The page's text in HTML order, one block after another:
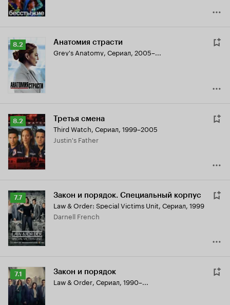
Рейтинг
Кинопоиска
8.2
8.2 Анатомия страсти
Grey's Anatomy, Сериал, 2005–...
Рейтинг
Кинопоиска
8.2
8.2 Третья смена
Third Watch, Сериал, 1999–2005
Justin's Father
Рейтинг
Кинопоиска
7.7
7.7 Закон и порядок. Специальный корпус
Law & Order: Special Victims Unit, Сериал, 1999
Darnell French
Рейтинг
Кинопоиска
7.1
7.1 Закон и порядок
Law & Order, Сериал, 1990–...